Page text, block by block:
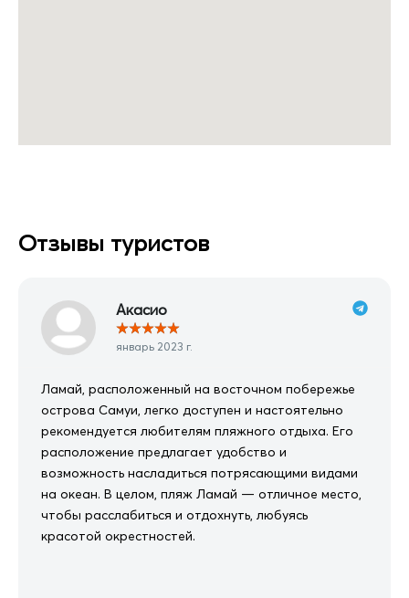
Отзывы туристов
Акасио
★★★★★
январь 2023 г.
Ламай, расположенный на восточном побережье
острова Самуи, легко доступен и настоятельно
рекомендуется любителям пляжного отдыха. Его
расположение предлагает удобство и
возможность насладиться потрясающими видами
на океан. В целом, пляж Ламай — отличное место,
чтобы расслабиться и отдохнуть, любуясь
красотой окрестностей.